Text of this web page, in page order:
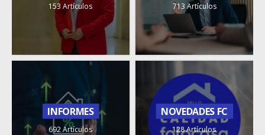
153 Artículos 713 Artículos
INFORMES
692 Artículos
NOVEDADES FC
128 Artículos